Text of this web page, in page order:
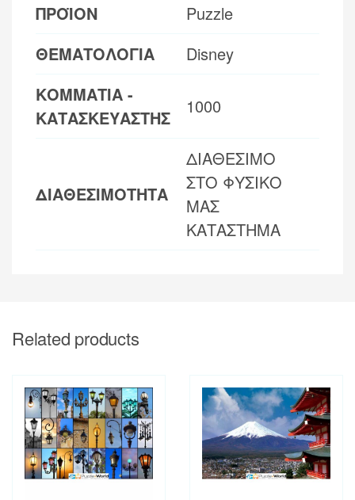
ΠΡΟΪΟΝ
Puzzle
ΘΕΜΑΤΟΛΟΓΙΑ
Disney
ΚΟΜΜΑΤΙΑ -
ΚΑΤΑΣΚΕΥΑΣΤΗΣ
1000
ΔΙΑΘΕΣΙΜΟΤΗΤΑ
ΔΙΑΘΕΣΙΜΟ
ΣΤΟ ΦΥΣΙΚΟ
ΜΑΣ
ΚΑΤΑΣΤΗΜΑ
Related products